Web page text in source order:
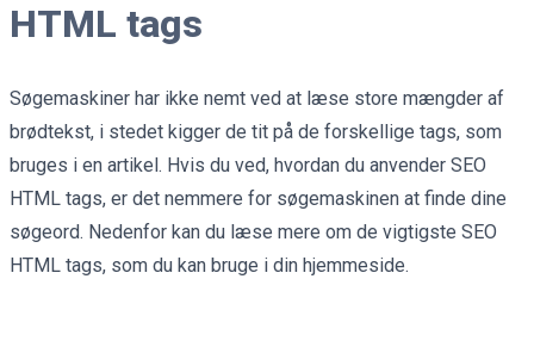
HTML tags
Søgemaskiner har ikke nemt ved at læse store mængder af
brødtekst, i stedet kigger de tit på de forskellige tags, som
bruges i en artikel. Hvis du ved, hvordan du anvender SEO
HTML tags, er det nemmere for søgemaskinen at finde dine
søgeord. Nedenfor kan du læse mere om de vigtigste SEO
HTML tags, som du kan bruge i din hjemmeside.